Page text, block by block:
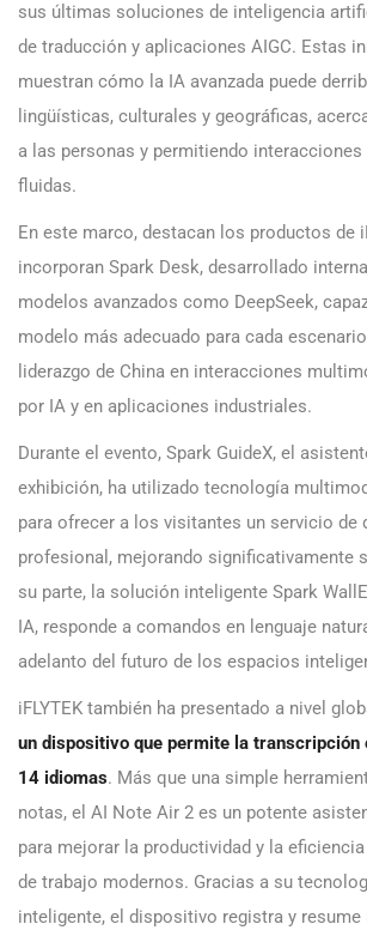
sus últimas soluciones de inteligencia
de traducción y aplicaciones AIGC. Estas
muestran cómo la IA avanzada puede
lingüísticas, culturales y geográficas,
a las personas y permitiendo
fluidas.
En este marco, destacan los productos de
incorporan Spark Desk, desarrollado
modelos avanzados como DeepSeek,
modelo más adecuado para cada
liderazgo de China en interacciones
por IA y en aplicaciones industriales.
Durante el evento, Spark GuideX, el
exhibición, ha utilizado tecnología
para ofrecer a los visitantes un servicio de
profesional, mejorando significativamente
su parte, la solución inteligente Spark
IA, responde a comandos en lenguaje
adelanto del futuro de los espacios
iFLYTEK también ha presentado a nivel
un dispositivo que permite la transcripción
14 idiomas. Más que una simple
notas, el AI Note Air 2 es un potente
para mejorar la productividad y la
de trabajo modernos. Gracias a su
inteligente, el dispositivo registra y resume